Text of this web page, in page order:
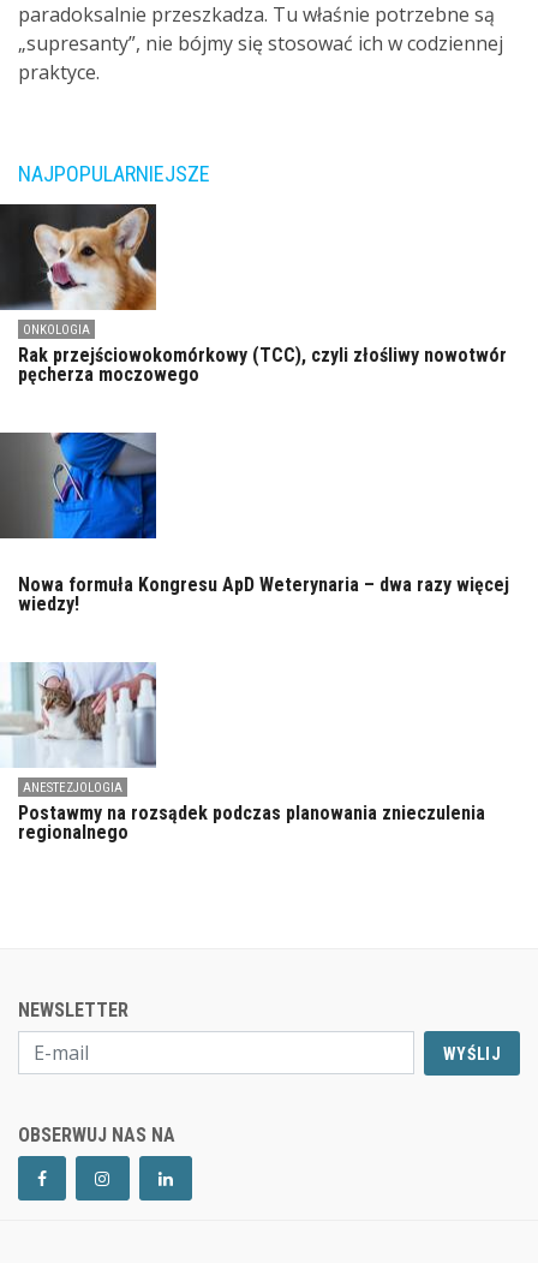
paradoksalnie przeszkadza. Tu właśnie potrzebne są
„supresanty”, nie bójmy się stosować ich w codziennej
praktyce.
NAJPOPULARNIEJSZE
ONKOLOGIA
Rak przejściowokomórkowy (TCC), czyli złośliwy nowotwór
pęcherza moczowego
Nowa formuła Kongresu ApD Weterynaria – dwa razy więcej
wiedzy!
ANESTEZJOLOGIA
Postawmy na rozsądek podczas planowania znieczulenia
regionalnego
NEWSLETTER
WYŚLIJ
OBSERWUJ NAS NA